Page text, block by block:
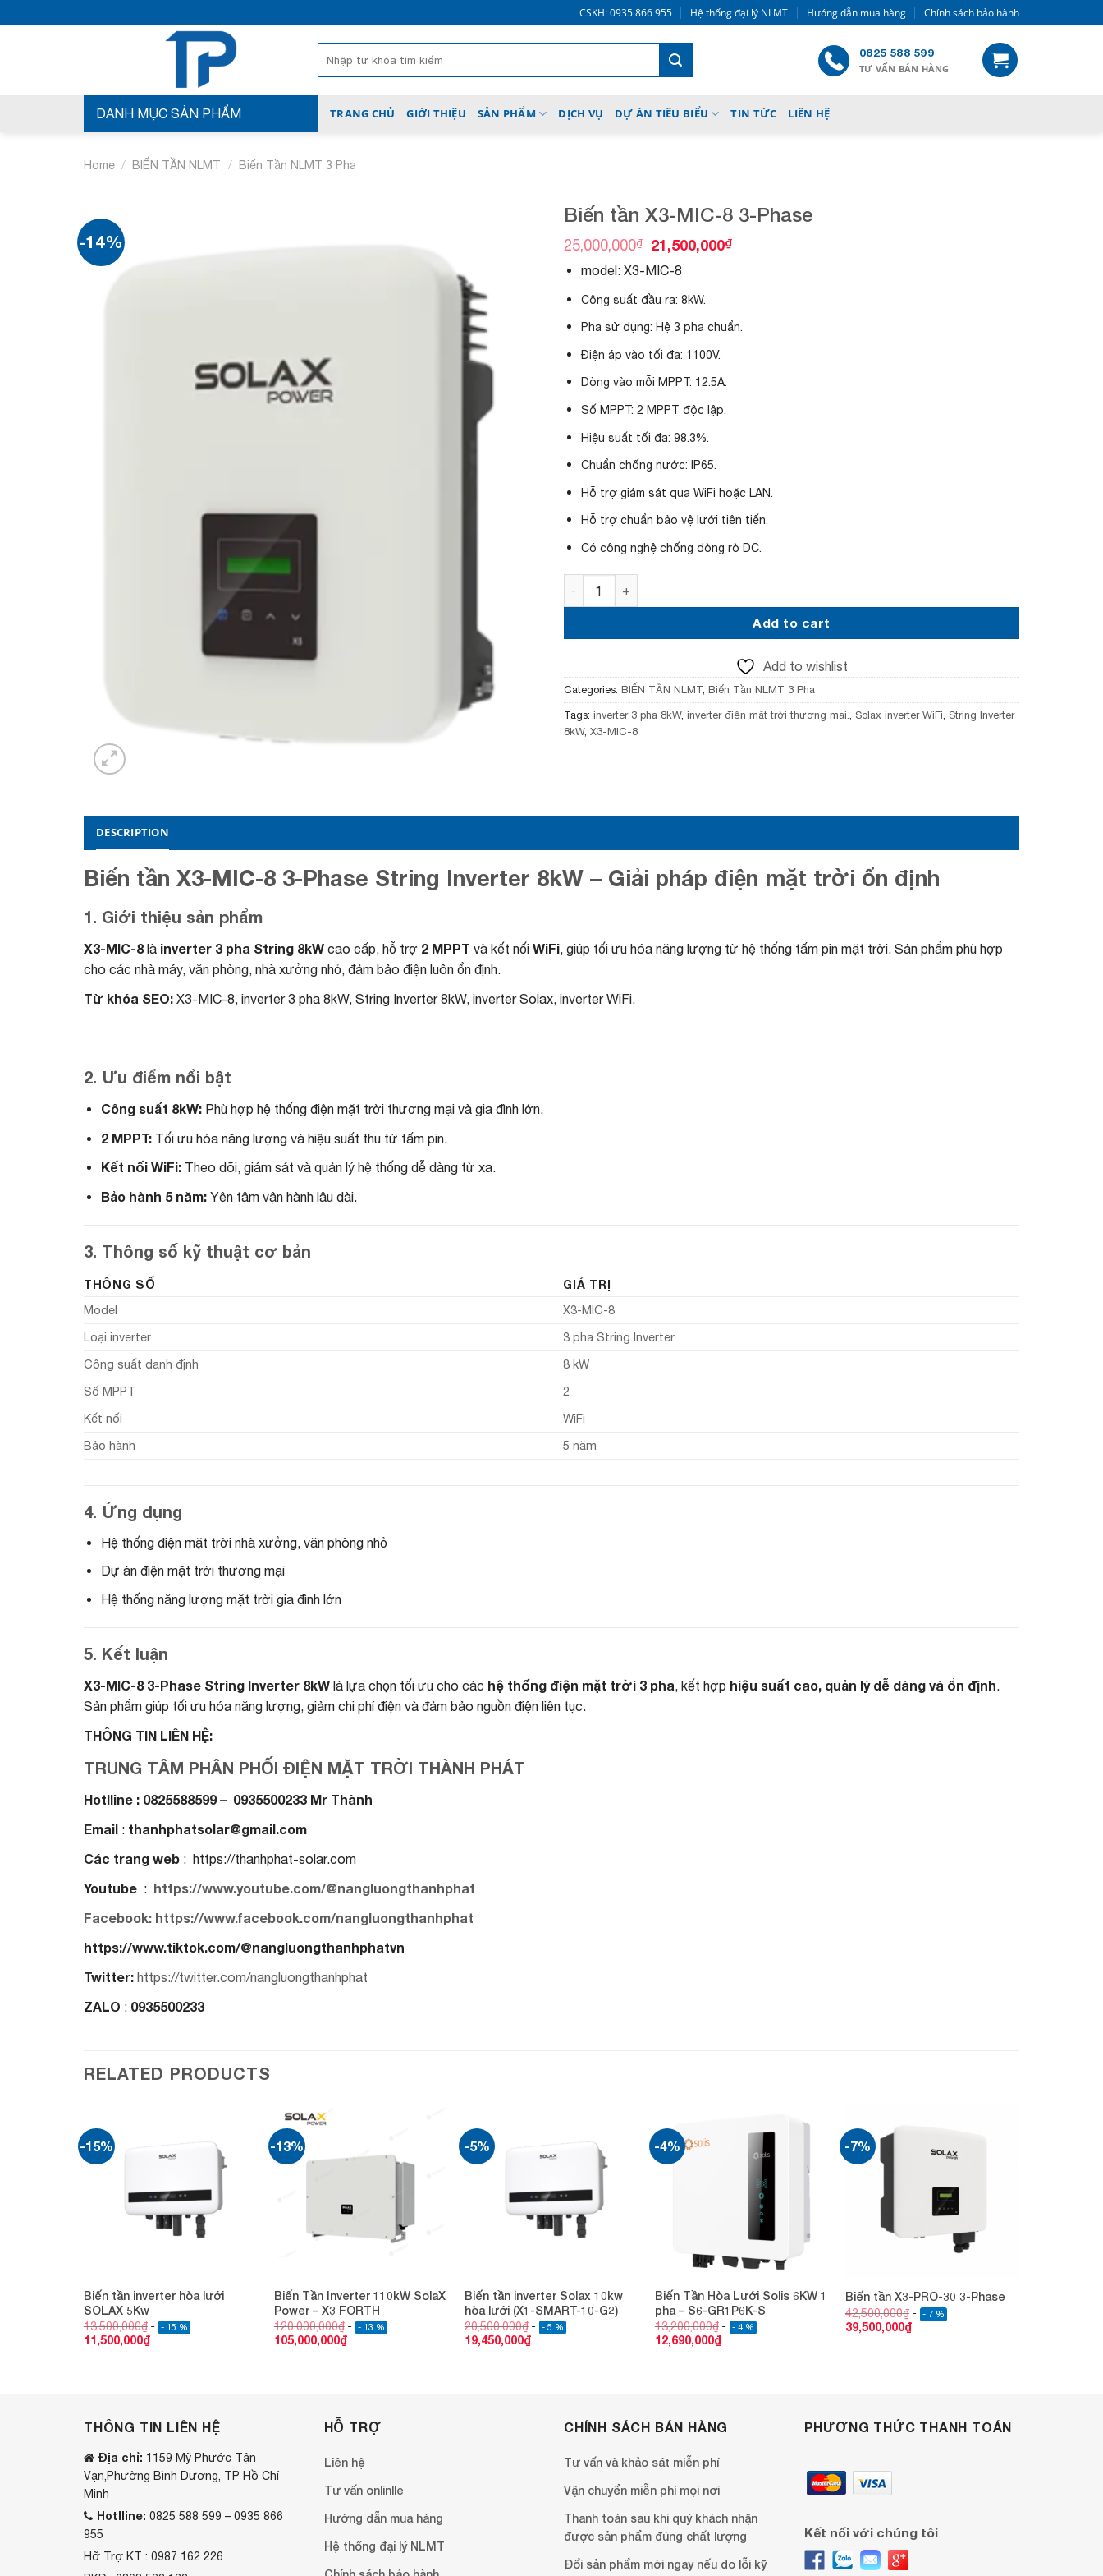
qua
CSKH: 0935 866 955 Hệ thống đại lý NLMT Hướng dẫn mua hàng Chính sách bảo hành
for:
0825 588 599
TƯ VẤN BÁN HÀNG
DANH MỤC SẢN PHẨM TRANG CHỦ GIỚI THIỆU SẢN PHẨM DỊCH VỤ DỰ ÁN TIÊU BIỂU TIN TỨC LIÊN HỆ
Home / BIẾN TẦN NLMT / Biến Tần NLMT 3 Pha
-14%
wishlist
Biến tần X3-MIC-8 3-Phase
25,000,000₫
O
i
i
n
a
l
p
r
i
c
w
s
2
,
0
0
₫
21,500,000₫C
n
t
,
0
0
,
model: X3-MIC-8
Công suất đầu ra: 8kW.
Pha sử dụng: Hệ 3 pha chuẩn.
Điện áp vào tối đa: 1100V.
Dòng vào mỗi MPPT: 12.5A.
Số MPPT: 2 MPPT độc lập.
Hiệu suất tối đa: 98.3%.
Chuẩn chống nước: IP65.
Hỗ trợ giám sát qua WiFi hoặc LAN.
Hỗ trợ chuẩn bảo vệ lưới tiên tiến.
Có công nghệ chống dòng rò DC.
Biến tần X3-MIC-8 3-Phase quantity
Add to cart
Add to wishlist
Categories: BIẾN TẦN NLMT Biến Tần NLMT 3 Pha
Tags: inverter 3 pha 8kW, inverter điện mặt trời thương mại. Solax inverter WiFi String Inverter
8kW, X3-MIC-8
DESCRIPTION
Biến tần X3-MIC-8 3-Phase String Inverter 8kW – Giải pháp điện mặt trời ổn định
1. Giới thiệu sản phẩm
X3-MIC-8là inverter 3 pha String 8kW cao cấp, hỗ trợ 2 MPPT và kết nối WiFi, giúp tối ưu hóa năng lượng từ hệ thống tấm pin mặt trời. Sản phẩm phù hợp
cho các nhà máy, văn phòng, nhà xưởng nhỏ, đảm bảo điện luôn ổn định.
Từ khóa SEO: X3-MIC-8, inverter 3 pha 8kW, String Inverter 8kW, inverter Solax, inverter WiFi.
2. Ưu điểm nổi bật
Công suất 8kW:Phù hợp hệ thống điện mặt trời thương mại và gia đình lớn.
2 MPPT:Tối ưu hóa năng lượng và hiệu suất thu từ tấm pin.
Kết nối WiFi:Theo dõi, giám sát và quản lý hệ thống dễ dàng từ xa.
Bảo hành 5 năm:Yên tâm vận hành lâu dài.
3. Thông số kỹ thuật cơ bản
THÔNG SỐ
GIÁ TRỊ
Model
X3-MIC-8
Loại inverter
3 pha String Inverter
Công suất danh định
8 kW
Số MPPT
2
Kết nối
WiFi
Bảo hành
5 năm
4. Ứng dụng
Hệ thống điện mặt trời nhà xưởng, văn phòng nhỏ
Dự án điện mặt trời thương mại
Hệ thống năng lượng mặt trời gia đình lớn
5. Kết luận
X3-MIC-8 3-Phase String Inverter 8kW là lựa chọn tối ưu cho các hệ thống điện mặt trời 3 pha , kết hợp hiệu suất cao, quản lý dễ dàng và ổn định
Sản phẩm giúp tối ưu hóa năng lượng, giảm chi phí điện và đảm bảo nguồn điện liên tục.
THÔNG TIN LIÊN HỆ:
TRUNG TÂM PHÂN PHỐI ĐIỆN MẶT TRỜI THÀNH PHÁT
Hotlline : 0825588599 – 0935500233 Mr Thành
Email : thanhphatsolar@gmail.com
Các trang web : https://thanhphat-solar.com
Youtube : https://www.youtube.com/@nangluongthanhphat
Facebook: https://www.facebook.com/nangluongthanhphat
https://www.tiktok.com/@nangluongthanhphatvn
Twitter: https://twitter.com/nangluongthanhphat
ZALO : 0935500233
RELATED PRODUCTS
-15%
wishlist
Biến tần inverter hòa lưới
SOLAX 5Kw
13,500,000₫ - 15 %
11,500,000₫
-13%
Biến Tần Inverter 110kW SolaX
Power – X3 FORTH
120,000,000₫ - 13 %
105,000,000₫
-5%
wishlist
Biến tần inverter Solax 10kw
hòa lưới (X1-SMART-10-G2)
20,500,000₫ - 5 %
19,450,000₫
-4%
Add to
wishlist
Biến Tần Hòa Lưới Solis 6KW 1
pha – S6-GR1P6K-S
13,200,000₫ - 4 %
12,690,000₫
-7%
Biến tần X3-PRO-30 3-Phase
42,500,000₫ - 7 %
39,500,000₫
THÔNG TIN LIÊN HỆ
Địa chỉ: 1159 Mỹ Phước Tận
Vạn,Phường Bình Dương, TP Hồ Chí
Minh
Hotlline: 0825 588 599 – 0935 866
955
Hỡ Trợ KT : 0987 162 226
HỖ TRỢ
Liên hệ
Tư vấn onlinlle
Hướng dẫn mua hàng
Hệ thống đại lý NLMT
CHÍNH SÁCH BÁN HÀNG
Tư vấn và khảo sát miễn phí
Vận chuyển miễn phí mọi nơi
Thanh toán sau khi quý khách nhận
được sản phẩm đúng chất lượng
Đổi sản phẩm mới ngay nếu do lỗi kỹ
PHƯƠNG THỨC THANH TOÁN
Kết nối với chúng tôi